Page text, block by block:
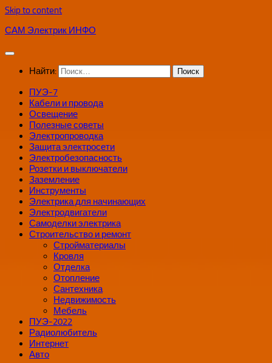
Skip to content
САМ Электрик ИНФО
Найти:
ПУЭ-7
Кабели и провода
Освещение
Полезные советы
Электропроводка
Защита электросети
Электробезопасность
Розетки и выключатели
Заземление
Инструменты
Электрика для начинающих
Электродвигатели
Самоделки электрика
Строительство и ремонт
Стройматериалы
Кровля
Отделка
Отопление
Сантехника
Недвижимость
Мебель
ПУЭ-2022
Радиолюбитель
Интернет
Авто